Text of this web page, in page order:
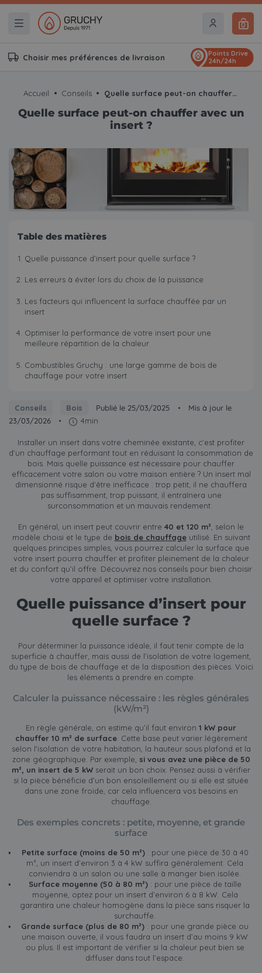
0
Choisir mes préférences de livraison
Points Drive
24h/24h
Accueil Conseils Quelle surface peut-on chauffer avec un insert ?
Quelle surface peut-on chauffer avec un
insert ?
Table des matières
Quelle puissance d’insert pour quelle surface ?
Les erreurs à éviter lors du choix de la puissance
Les facteurs qui influencent la surface chauffée par un
insert
Optimiser la performance de votre insert pour une
meilleure répartition de la chaleur
Combustibles Gruchy : une large gamme de bois de
chauffage pour votre insert
Conseils Bois Publié le 25/03/2025 •
Mis à jour le
23/03/2026
• 4min
Installer un insert dans votre cheminée existante, c’est profiter
d’un chauffage performant tout en réduisant la consommation de
bois. Mais quelle puissance est nécessaire pour chauffer
efficacement votre salon ou votre maison entière ? Un insert mal
dimensionné risque d’être inefficace : trop petit, il ne chauffera
pas suffisamment, trop puissant, il entraînera une
surconsommation et un mauvais rendement.
En général, un insert peut couvrir entre 40 et 120 m² , selon le
modèle choisi et le type de bois de chauffageutilisé. En suivant
quelques principes simples, vous pourrez calculer la surface que
votre insert pourra chauffer et profiter pleinement de la chaleur
et du confort qu’il offre. Découvrez nos conseils pour bien choisir
votre appareil et optimiser votre installation.
Quelle puissance d’insert pour
quelle surface ?
Pour déterminer la puissance idéale, il faut tenir compte de la
superficie à chauffer, mais aussi de l’isolation de votre logement,
du type de bois de chauffage et de la disposition des pièces. Voici
les éléments à prendre en compte.
Calculer la puissance nécessaire : les règles générales
(kW/m²)
En règle générale, on estime qu’il faut environ 1 kW pour
chauffer 10 m² de surface. Cette base peut varier légèrement
selon l'isolation de votre habitation, la hauteur sous plafond et la
zone géographique. Par exemple, si vous avez une pièce de 50
m², un insert de 5 kW serait un bon choix. Pensez aussi à vérifier
si la pièce bénéficie d’un bon ensoleillement ou si elle est située
dans une zone froide, car cela influencera vos besoins en
chauffage.
Des exemples concrets : petite, moyenne, et grande
surface
Petite surface (moins de 50 m²): pour une pièce de 30 à 40
m², un insert d’environ 3 à 4 kW suffira généralement. Cela
conviendra à un salon ou une salle à manger bien isolée.
Surface moyenne (50 à 80 m²) : pour une pièce de taille
moyenne, optez pour un insert d’environ 6 à 8 kW. Cela
garantira une chaleur homogène dans la pièce sans risquer la
surchauffe.
Grande surface (plus de 80 m²) : pour une grande pièce ou
une maison ouverte, il vous faudra un insert d’au moins 9 kW
ou plus. Il est important de vérifier si la chaleur peut bien se
diffuser dans tout l’espace.